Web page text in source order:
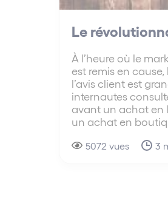
Le
À l’heure où le
est remis en
l’avis client est
internautes
avant un achat en
un achat en
5072 vues 3